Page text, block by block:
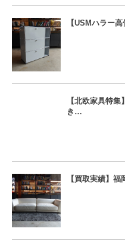
【USMハラー
【北欧家具特
き…
【買取実績】